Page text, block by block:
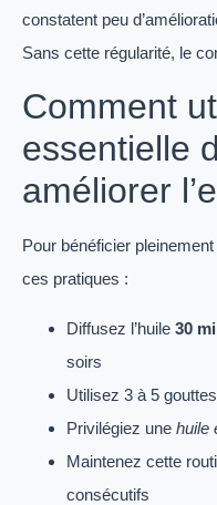
constatent peu
Sans cette régularité, le
Comment
essentielle
améliorer
Pour bénéficier
ces pratiques :
Diffusez l’huile 30
soirs
Utilisez 3 à 5
Privilégiez une huile
Maintenez cette
consécutifs